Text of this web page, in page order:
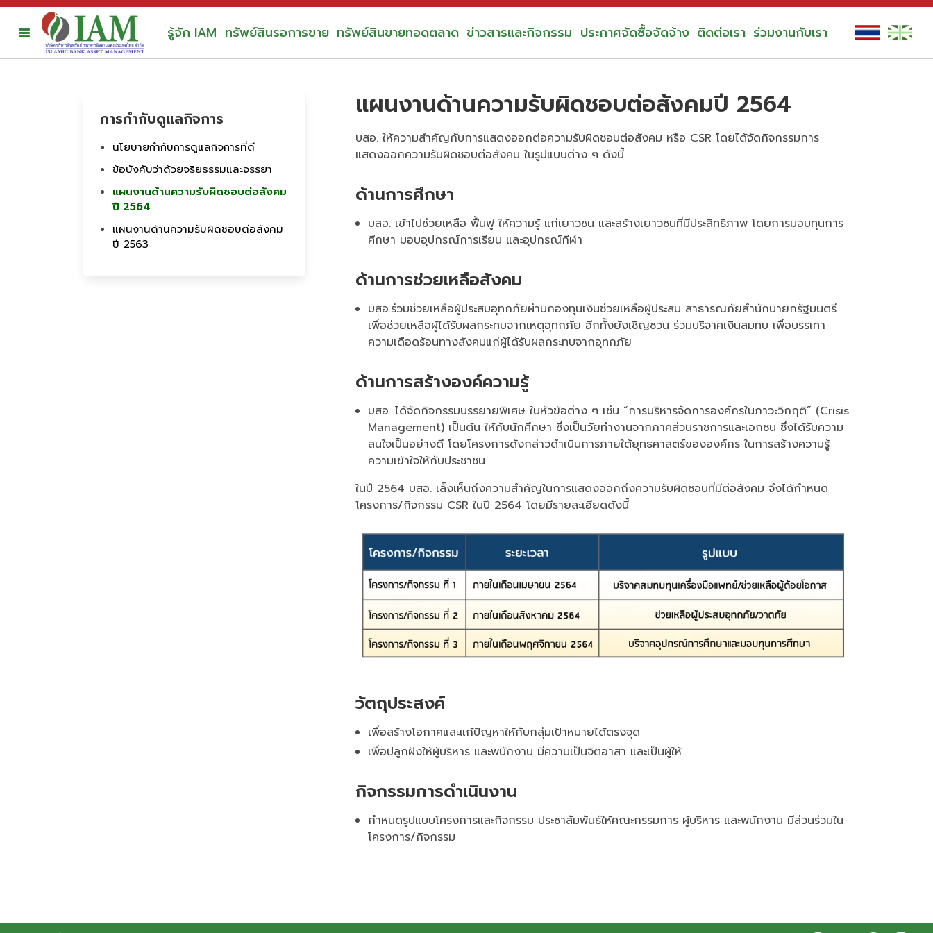
รู้จัก IAM ทรัพย์สินรอการขาย ทรัพย์สินขายทอดตลาด ข่าวสารและกิจกรรม ประกาศจัดซื้อจัดจ้าง ติดต่อเรา ร่วมงานกับเรา
การกำกับดูแลกิจการ
นโยบายกำกับการดูแลกิจการที่ดี
ข้อบังคับว่าด้วยจริยธรรมและจรรยา
แผนงานด้านความรับผิดชอบต่อสังคม
ปี 2564
แผนงานด้านความรับผิดชอบต่อสังคม
ปี 2563
แผนงานด้านความรับผิดชอบต่อสังคมปี 2564
บสอ. ให้ความสำคัญกับการแสดงออกต่อความรับผิดชอบต่อสังคม หรือ CSR โดยได้จัดกิจกรรมการ
แสดงออกความรับผิดชอบต่อสังคม ในรูปแบบต่าง ๆ ดังนี้
ด้านการศึกษา
บสอ. เข้าไปช่วยเหลือ ฟื้นฟู ให้ความรู้ แก่เยาวชน และสร้างเยาวชนที่มีประสิทธิภาพ โดยการมอบทุนการ
ศึกษา มอบอุปกรณ์การเรียน และอุปกรณ์กีฬา
ด้านการช่วยเหลือสังคม
บสอ.ร่วมช่วยเหลือผู้ประสบอุทกภัยผ่านกองทุนเงินช่วยเหลือผู้ประสบ สาธารณภัยสำนักนายกรัฐมนตรี
เพื่อช่วยเหลือผู้ได้รับผลกระทบจากเหตุอุทกภัย อีกทั้งยังเชิญชวน ร่วมบริจาคเงินสมทบ เพื่อบรรเทา
ความเดือดร้อนทางสังคมแก่ผู้ได้รับผลกระทบจากอุทกภัย
ด้านการสร้างองค์ความรู้
บสอ. ได้จัดกิจกรรมบรรยายพิเศษ ในหัวข้อต่าง ๆ เช่น “การบริหารจัดการองค์กรในภาวะวิกฤติ” (Crisis
Management) เป็นต้น ให้กับนักศึกษา ซึ่งเป็นวัยทำงานจากภาคส่วนราชการและเอกชน ซึ่งได้รับความ
สนใจเป็นอย่างดี โดยโครงการดังกล่าวดำเนินการภายใต้ยุทธศาสตร์ขององค์กร ในการสร้างความรู้
ความเข้าใจให้กับประชาชน
ในปี 2564 บสอ. เล็งเห็นถึงความสำคัญในการแสดงออกถึงความรับผิดชอบที่มีต่อสังคม จึงได้กำหนด
โครงการ/กิจกรรม CSR ในปี 2564 โดยมีรายละเอียดดังนี้
วัตถุประสงค์
เพื่อสร้างโอกาศและแก้ปัญหาให้กับกลุ่มเป้าหมายได้ตรงจุด
เพื่อปลูกฝังให้ผู้บริหาร และพนักงาน มีความเป็นจิตอาสา และเป็นผู้ให้
กิจกรรมการดำเนินงาน
กำหนดรูปแบบโครงการและกิจกรรม ประชาสัมพันธ์ให้คณะกรรมการ ผู้บริหาร และพนักงาน มีส่วนร่วมใน
โครงการ/กิจกรรม